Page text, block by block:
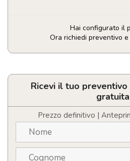
Hai configurato il
Ora richiedi preventivo
Caricatore
da
tavoloRicevi il tuo
gratuita
Prezzo definitivo |